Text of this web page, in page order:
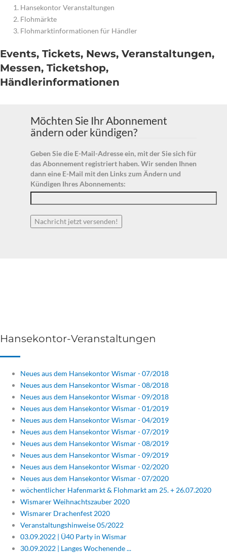
Hansekontor Veranstaltungen
Flohmärkte
Flohmarktinformationen für Händler
Events, Tickets, News, Veranstaltungen,
Messen, Ticketshop,
Händlerinformationen
Möchten Sie Ihr Abonnement
ändern oder kündigen?
Geben Sie die E-Mail-Adresse ein, mit der Sie sich für
das Abonnement registriert haben. Wir senden Ihnen
dann eine E-Mail mit den Links zum Ändern und
Kündigen Ihres Abonnements:
Hansekontor-Veranstaltungen
Neues aus dem Hansekontor Wismar - 07/2018
Neues aus dem Hansekontor Wismar - 08/2018
Neues aus dem Hansekontor Wismar - 09/2018
Neues aus dem Hansekontor Wismar - 01/2019
Neues aus dem Hansekontor Wismar - 04/2019
Neues aus dem Hansekontor Wismar - 07/2019
Neues aus dem Hansekontor Wismar - 08/2019
Neues aus dem Hansekontor Wismar - 09/2019
Neues aus dem Hansekontor Wismar - 02/2020
Neues aus dem Hansekontor Wismar - 07/2020
wöchentlicher Hafenmarkt & Flohmarkt am 25. + 26.07.2020
Wismarer Weihnachtszauber 2020
Wismarer Drachenfest 2020
Veranstaltungshinweise 05/2022
03.09.2022 | Ü40 Party in Wismar
30.09.2022 | Langes Wochenende ...